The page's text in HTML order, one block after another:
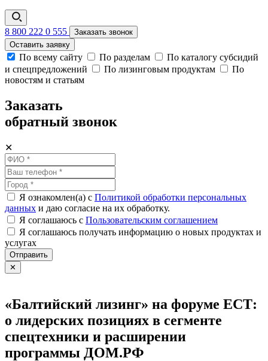
8 800 222 0 555
Заказать звонок
Оставить заявку
По всему сайту По разделам
По каталогу субсидий
и спецпредложений
По лизинговым продуктам
По
новостям и статьям
Заказать
обратный звонок
✕
Я ознакомлен(а) с Политикой обработки персональных
данных и даю согласие на их обработку.
Я соглашаюсь c Пользовательским соглашением
Я соглашаюсь получать информацию о новых продуктах и
услугах
Отправить
✕
«Балтийский лизинг» на форуме ЕСТ:
о лидерских позициях в сегменте
спецтехники и расширении
программы ДОМ.РФ